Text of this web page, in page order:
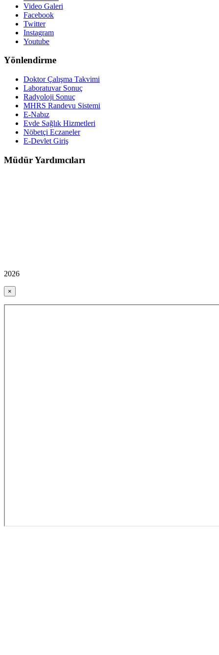
Video Galeri
Facebook
Twitter
Instagram
Youtube
Yönlendirme
Doktor Çalışma Takvimi
Laboratuvar Sonuç
Radyoloji Sonuç
MHRS Randevu Sistemi
E-Nabız
Evde Sağlık Hizmetleri
Nöbetçi Eczaneler
E-Devlet Giriş
Müdür Yardımcıları
2026
×